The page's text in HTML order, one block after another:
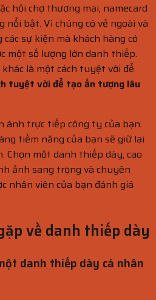
hội chợ thương mại, namecard
nổi bật. Vì chúng có vẻ ngoài và
sự kiện mà khách hàng có
một số lượng lớn danh thiếp.
là một cách tuyệt vời để
tuyệt vời để tạo ấn tượng lâu
ánh trực tiếp công ty của bạn.
tiềm năng của bạn sẽ giữ lại
Chọn một danh thiếp dày, cao
ảnh sang trọng và chuyên
nhân viên của bạn đánh giá
về danh thiếp dày
danh thiếp dày cá nhân